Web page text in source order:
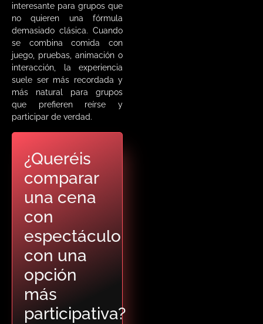
interesante para grupos que
no quieren una fórmula
demasiado clásica. Cuando
se combina comida con
juego, pruebas, animación o
interacción, la experiencia
suele ser más recordada y
más natural para grupos
que prefieren reírse y
participar de verdad.
¿Queréis
comparar
una cena
con
espectáculo
con una
opción
más
participativa?